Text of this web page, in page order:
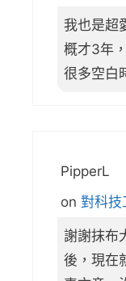
我也是超
概才3年
很多空白
PipperL
on 對科技
謝謝抹布
後，現在